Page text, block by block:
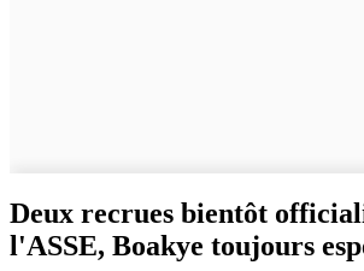
Deux recrues bientôt
l'ASSE, Boakye toujours